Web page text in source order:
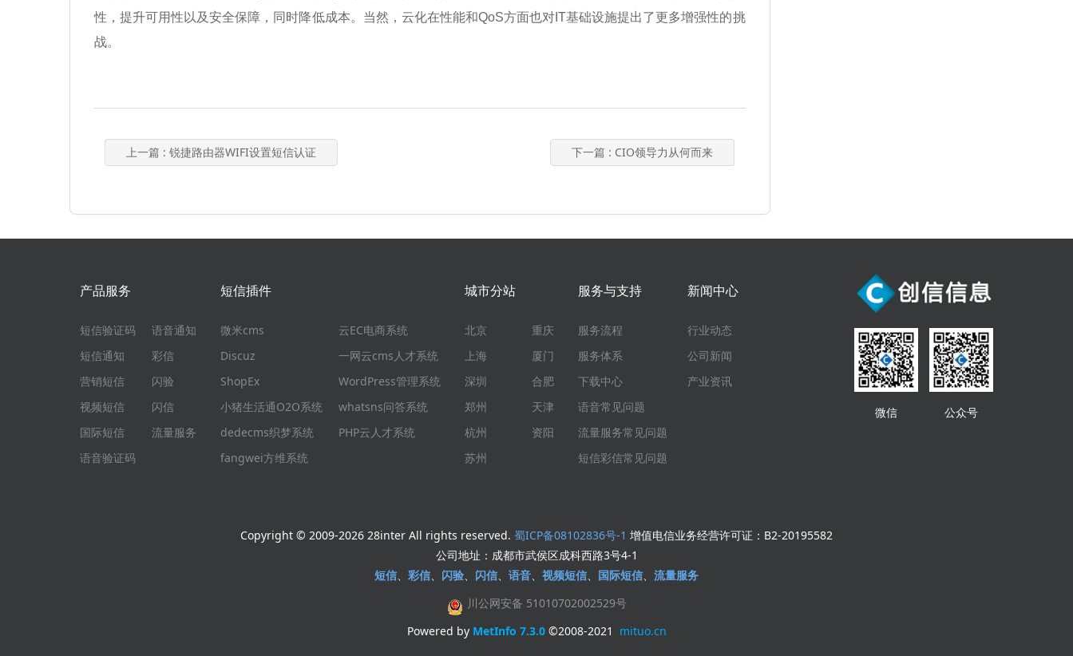
性，提升可用性以及安全保障，同时降低成本。当然，云化在性能和QoS方面也对IT基础设施提出了更多增强性的挑
战。
上一篇 : 锐捷路由器WIFI设置短信认证 下一篇 : CIO领导力从何而来
产品服务
短信验证码
短信通知
营销短信
视频短信
国际短信
语音验证码
语音通知
彩信
闪验
闪信
流量服务
短信插件
微米cms
Discuz
ShopEx
小猪生活通O2O系统
dedecms织梦系统
fangwei方维系统
云EC电商系统
一网云cms人才系统
WordPress管理系统
whatsns问答系统
PHP云人才系统
城市分站
北京
上海
深圳
郑州
杭州
苏州
重庆
厦门
合肥
天津
资阳
服务与支持
服务流程
服务体系
下载中心
语音常见问题
流量服务常见问题
短信彩信常见问题
新闻中心
行业动态
公司新闻
产业资讯
微信 公众号
Copyright © 2009-2026 28inter All rights reserved. 蜀ICP备08102836号-1 增值电信业务经营许可证：B2-20195582
公司地址：成都市武侯区成科西路3号4-1
短信、 彩信、 闪验、 闪信、 语音、 视频短信、 国际短信、 流量服务
川公网安备 51010702002529号
Powered by MetInfo 7.3.0©2008-2021 mituo.cn